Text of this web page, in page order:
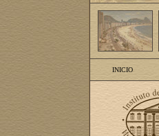
INICIO